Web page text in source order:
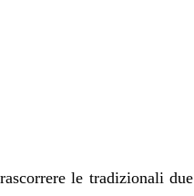
le tradizionali due